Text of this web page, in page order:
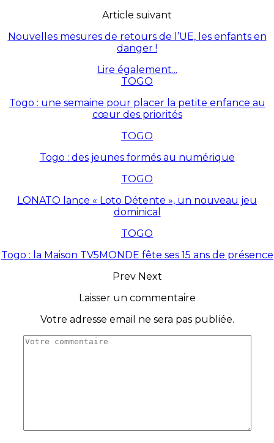
Article suivant
Nouvelles mesures de retours de l’UE, les enfants en
danger !
Lire également...
TOGO
Togo : une semaine pour placer la petite enfance au
cœur des priorités
TOGO
Togo : des jeunes formés au numérique
TOGO
LONATO lance « Loto Détente », un nouveau jeu
dominical
TOGO
Togo : la Maison TV5MONDE fête ses 15 ans de présence
Prev Next
Laisser un commentaire
Votre adresse email ne sera pas publiée.